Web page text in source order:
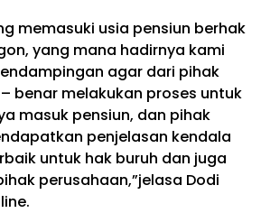
memasuki usia pensiun berhak
yang mana hadirnya kami
agar dari pihak
benar melakukan proses untuk
masuk pensiun, dan pihak
penjelasan kendala
untuk hak buruh dan juga
perusahaan,”jelasa Dodi